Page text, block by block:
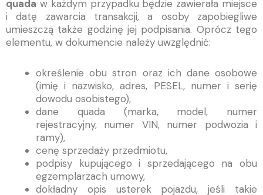
quada w każdym przypadku będzie zawierała miejsce
i datę zawarcia transakcji, a osoby zapobiegliwe
umieszczą także godzinę jej podpisania. Oprócz tego
elementu, w dokumencie należy uwzględnić:
określenie obu stron oraz ich dane osobowe
(imię i nazwisko, adres, PESEL, numer i serię
dowodu osobistego),
dane quada (marka, model, numer
rejestracyjny, numer VIN, numer podwozia i
ramy),
cenę sprzedaży przedmiotu,
podpisy kupującego i sprzedającego na obu
egzemplarzach umowy,
dokładny opis usterek pojazdu, jeśli takie